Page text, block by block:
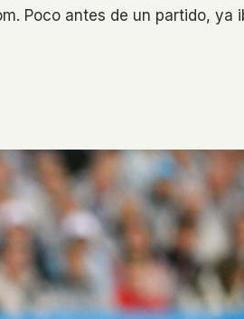
Poco antes de un partido, ya